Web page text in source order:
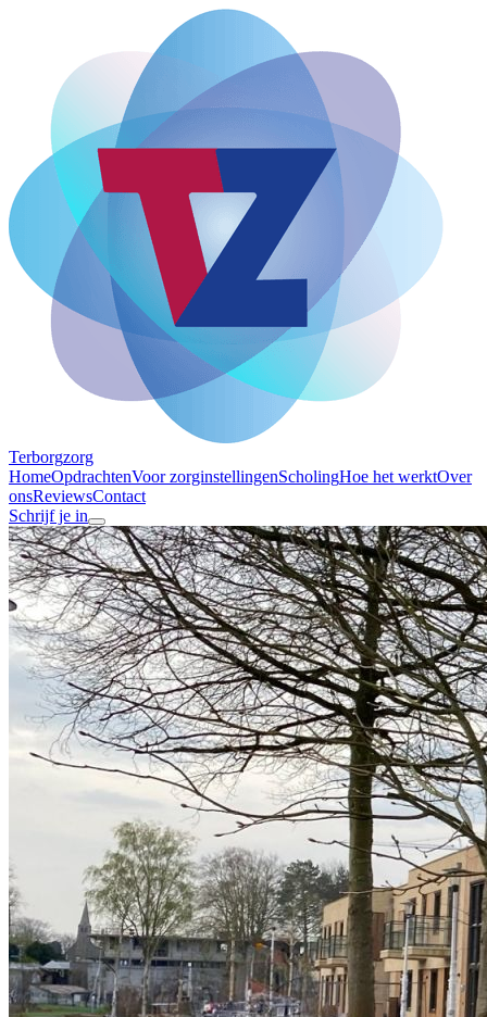
Terborgzorg
HomeOpdrachtenVoor zorginstellingenScholingHoe het werktOver
onsReviewsContact
Schrijf je in